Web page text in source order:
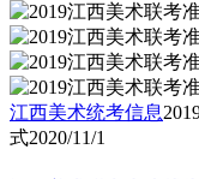
江西美术统考信息
式2020/11/1